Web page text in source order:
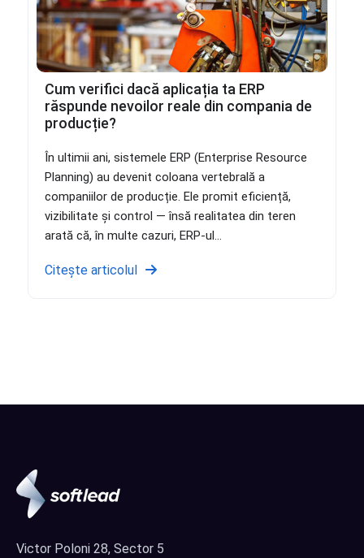
Cum verifici dacă aplicația ta ERP
răspunde nevoilor reale din compania de
producție?
În ultimii ani, sistemele ERP (Enterprise Resource
Planning) au devenit coloana vertebrală a
companiilor de producție. Ele promit eficiență,
vizibilitate și control — însă realitatea din teren
arată că, în multe cazuri, ERP-ul...
Citește articolul
Victor Poloni 28, Sector 5